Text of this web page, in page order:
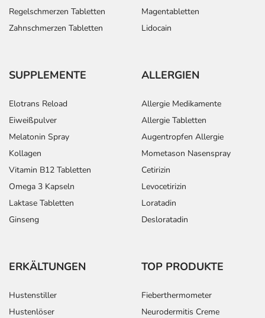
Regelschmerzen Tabletten
Zahnschmerzen Tabletten
Magentabletten
Lidocain
SUPPLEMENTE
Elotrans Reload
Eiweißpulver
Melatonin Spray
Kollagen
Vitamin B12 Tabletten
Omega 3 Kapseln
Laktase Tabletten
Ginseng
ALLERGIEN
Allergie Medikamente
Allergie Tabletten
Augentropfen Allergie
Mometason Nasenspray
Cetirizin
Levocetirizin
Loratadin
Desloratadin
ERKÄLTUNGEN
Hustenstiller
Hustenlöser
TOP PRODUKTE
Fieberthermometer
Neurodermitis Creme